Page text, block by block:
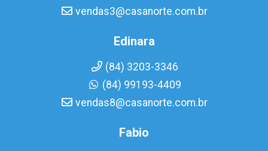
vendas3@casanorte.com.br
Edinara
(84) 3203-3346
(84) 99193-4409
vendas8@casanorte.com.br
Fabio